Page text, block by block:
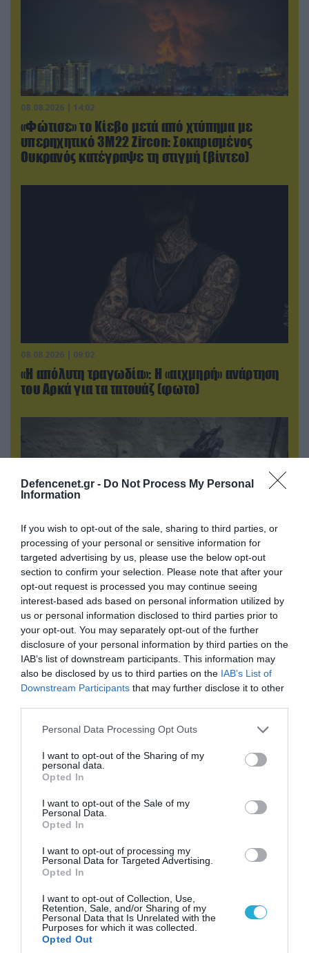
Defencenet.gr - Do Not Process My Personal
Information
If you wish to opt-out of the sale, sharing to third parties, or
processing of your personal or sensitive information for
targeted advertising by us, please use the below opt-out
section to confirm your selection. Please note that after your
opt-out request is processed you may continue seeing
interest-based ads based on personal information utilized by
us or personal information disclosed to third parties prior to
your opt-out. You may separately opt-out of the further
disclosure of your personal information by third parties on the
IAB’s list of downstream participants. This information may
also be disclosed by us to third parties on the IAB’s List of
Downstream Participants that may further disclose it to other
Please note that this website/app uses one or more Google
not limited to your visit or usage behaviour. You may click to
grant or deny consent to Google and its third-party tags to
use your data for below specified purposes in below Google
consent section.
Personal Data Processing Opt Outs
I want to opt-out of the Sharing of my
personal data.
Opted In
I want to opt-out of the Sale of my
Personal Data.
Opted In
I want to opt-out of processing my
Personal Data for Targeted Advertising.
Opted In
I want to opt-out of Collection, Use,
Retention, Sale, and/or Sharing of my
Personal Data that Is Unrelated with the
Purposes for which it was collected.
Opted Out
08.08.2026 | 14:02
«Φώτισε» το Κίεβο μετά από χτύπημα με
υπερηχητικό 3M22 Zircon: Σοκαρισμένος
Ουκρανός κατέγραψε τη στιγμή (βίντεο)
08.08.2026 | 09:02
«Η απόλυτη τραγωδία»: Η «αιχμηρή» ανάρτηση
του Αρκά για τα τατουάζ (φωτο)
08.08.2026 | 12:02
Ιράν: Δημοσίευσε φωτογραφίες
αμερικανικών και ισραηλινών αεροσκαφών &
drones που καταρρίφθηκαν
08.08.2026 | 13:02
Βίντεο: Ρωσική βόμβα FAB-3000 «εξαφανίζει
από τον χάρτη» σημείο διέλευσης των
ουκρανικών δυνάμεων στην Ζαπορίζια